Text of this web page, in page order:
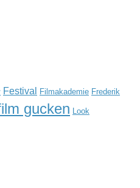
Festival Filmakademie Frederik
gucken Look